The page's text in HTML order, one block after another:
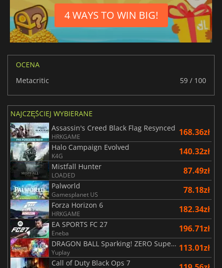
4 WAYS TO WIN BIG!
OCENA
Metacritic
59 / 100
NAJCZĘŚCIEJ WYBIERANE
Assassin's Creed Black Flag Resynced
HRKGAME 168.36zł
Halo Campaign Evolved
K4G 140.32zł
Mistfall Hunter
LOADED 87.49zł
Palworld
Gamesplanet US 78.18zł
Forza Horizon 6
HRKGAME 182.34zł
EA SPORTS FC 27
Eneba 196.71zł
DRAGON BALL Sparking! ZERO Super Limit Breaking NEO
Yuplay 113.01zł
Call of Duty Black Ops 7